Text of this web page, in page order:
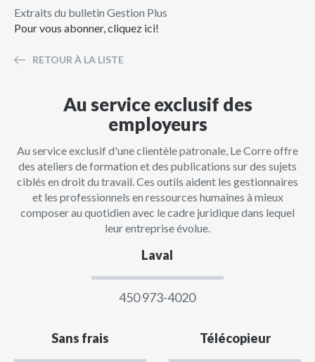
Extraits du bulletin Gestion Plus
Pour vous abonner, cliquez ici!
RETOUR À LA LISTE
Au service exclusif des
employeurs
Au service exclusif d'une clientèle patronale, Le Corre offre
des ateliers de formation et des publications sur des sujets
ciblés en droit du travail. Ces outils aident les gestionnaires
et les professionnels en ressources humaines à mieux
composer au quotidien avec le cadre juridique dans lequel
leur entreprise évolue.
Laval
450 973-4020
Sans frais Télécopieur